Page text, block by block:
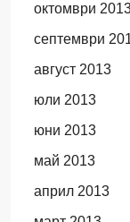
октомври
септември
август 2013
юли 2013
юни 2013
май 2013
април 2013